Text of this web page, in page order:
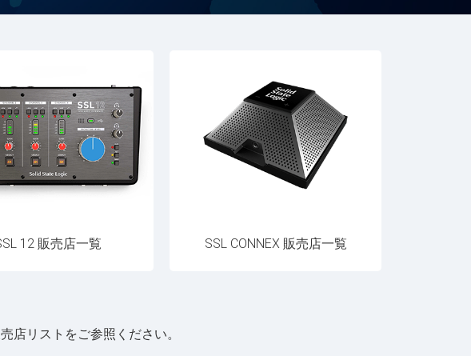
12 販売店一覧 SSL CONNEX 販売店一覧
店リストをご参照ください。